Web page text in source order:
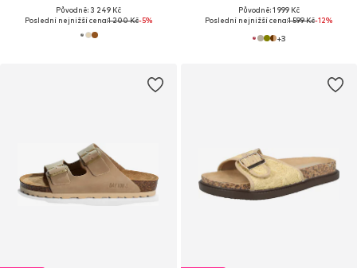
Původně: 3 249 Kč
Poslední nejnižší cena:1 200 Kč-5%
Původně: 1 999 Kč
Poslední nejnižší cena:1 599 Kč-12%
+3